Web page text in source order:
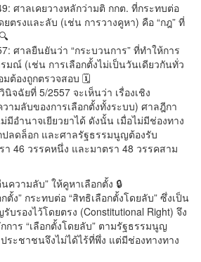
ศาลเคยวางหลักว่ามติ กกต. ที่กระทบต่อ
ยตรงและลับ (เช่น การวางคูหา) คือ “กฎ” ที่
ศาลยืนยันว่า “กระบวนการ” ที่ทำให้การ
รมณ์ (เช่น การเลือกตั้งไม่เป็นวันเดียวกันทั่ว
ต้องถูกตรวจสอบ 🗓️
จฉัยที่ 5/2557 จะเห็นว่า เรื่องเชิง
ามลับของการเลือกตั้งทั้งระบบ) ศาลฎีกา
มีอำนาจเยียวยาได้ ดังนั้น เมื่อไม่มีช่องทาง
ปลดล็อก และศาลรัฐธรรมนูญต้องรับ
46 วรรคหนึ่ง และมาตรา 48 วรรคสาม
วามลับ” ให้คูหาเลือกตั้ง 🔒
ตั้ง” กระทบต่อ “สิทธิเลือกตั้งโดยลับ” ซึ่งเป็น
รองไว้โดยตรง (Constitutional Right) จึง
การ “เลือกตั้งโดยลับ” ตามรัฐธรรมนูญ
ระชาชนจึงไม่ได้ไร้ที่พึ่ง แต่มีช่องทางทาง